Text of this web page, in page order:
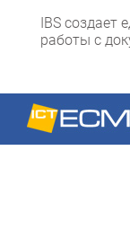
IBS создает
работы с